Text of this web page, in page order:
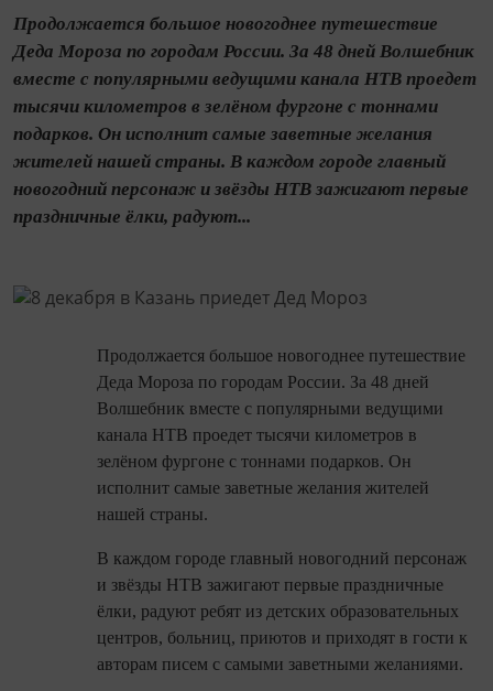
Продолжается большое новогоднее путешествие
Деда Мороза по городам России. За 48 дней Волшебник
вместе с популярными ведущими канала НТВ проедет
тысячи километров в зелёном фургоне с тоннами
подарков. Он исполнит самые заветные желания
жителей нашей страны. В каждом городе главный
новогодний персонаж и звёзды НТВ зажигают первые
праздничные ёлки, радуют...
Продолжается большое новогоднее путешествие
Деда Мороза по городам России. За 48 дней
Волшебник вместе с популярными ведущими
канала НТВ проедет тысячи километров в
зелёном фургоне с тоннами подарков. Он
исполнит самые заветные желания жителей
нашей страны.
В каждом городе главный новогодний персонаж
и звёзды НТВ зажигают первые праздничные
ёлки, радуют ребят из детских образовательных
центров, больниц, приютов и приходят в гости к
авторам писем с самыми заветными желаниями.